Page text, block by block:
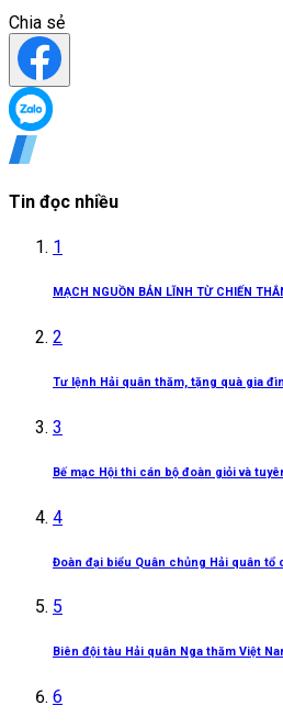
Chia sẻ
Tin đọc nhiều
1
MẠCH NGUỒN BẢN LĨNH TỪ CHIẾN
2
Tư lệnh Hải quân thăm, tặng quà gia
3
Bế mạc Hội thi cán bộ đoàn giỏi và
4
Đoàn đại biểu Quân chủng Hải quân
5
Biên đội tàu Hải quân Nga thăm Việt
6